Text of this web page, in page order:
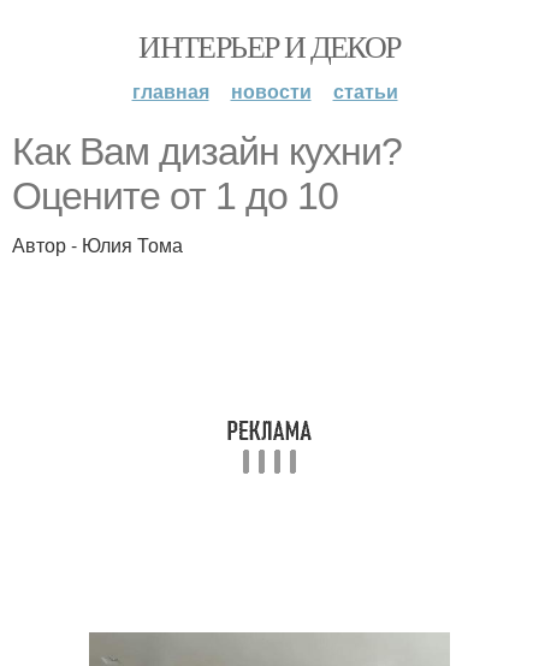
ИНТЕРЬЕР И ДЕКОР
главная новости статьи
Как Вам дизайн кухни?
Оцените от 1 до 10
Автор - Юлия Тома